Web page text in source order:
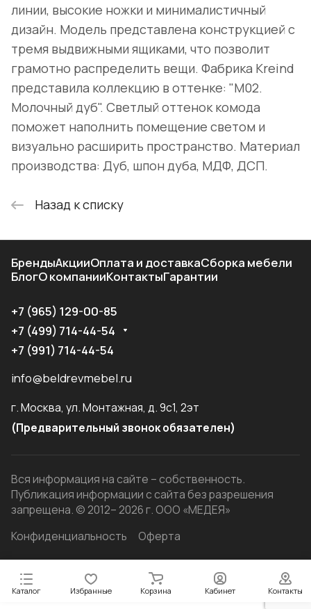
линии, высокие ножки и минималистичный
дизайн. Модель представлена конструкцией с
тремя выдвижными ящиками, что позволит
грамотно распределить вещи. Фабрика Kreind
представила коллекцию в оттенке: "M02.
Молочный дуб". Светлый оттенок комода
поможет наполнить помещение светом и
визуально расширить пространство. Материал
производства: Дуб, шпон дуба, МДФ, ДСП.
Назад к списку
Каталог Избранные Корзина Кабинет Контакты
БрендыАкцииОплата и доставкаСборка мебели
БлогО компанииКонтактыГарантии
+7 (965) 129-00-85
+7 (499) 714-44-54
+7 (991) 714-44-54
info@beldrevmebel.ru
г. Москва, ул. Монтажная, д. 9с1, 2эт
(Предварительный звонок обязателен)
Вся информация на сайте – собственность.
Публикация информации с сайта без разрешения
запрещена. © 2012– 2026 г. ООО «МЕДЕЯ»
Конфиденциальность
Оферта